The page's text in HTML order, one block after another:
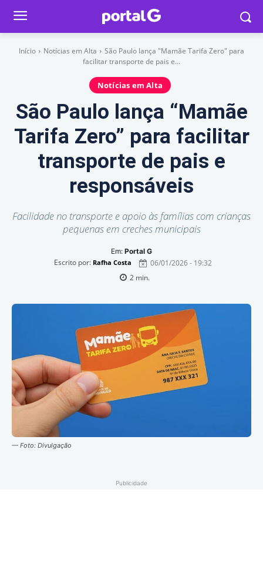
Início Notícias em Alta
São Paulo lança "Mamãe Tarifa Zero" para
facilitar transporte de pais e...
Notícias em Alta
São Paulo lança “Mamãe
Tarifa Zero” para facilitar
transporte de pais e
responsáveis
Facilidade no transporte e apoio às famílias com crianças
pequenas em creches municipais
Em: Portal G
Escrito por: Rafha Costa
06/01/2026 - 19:32
2min.
— Foto: Divulgação
Publicidade